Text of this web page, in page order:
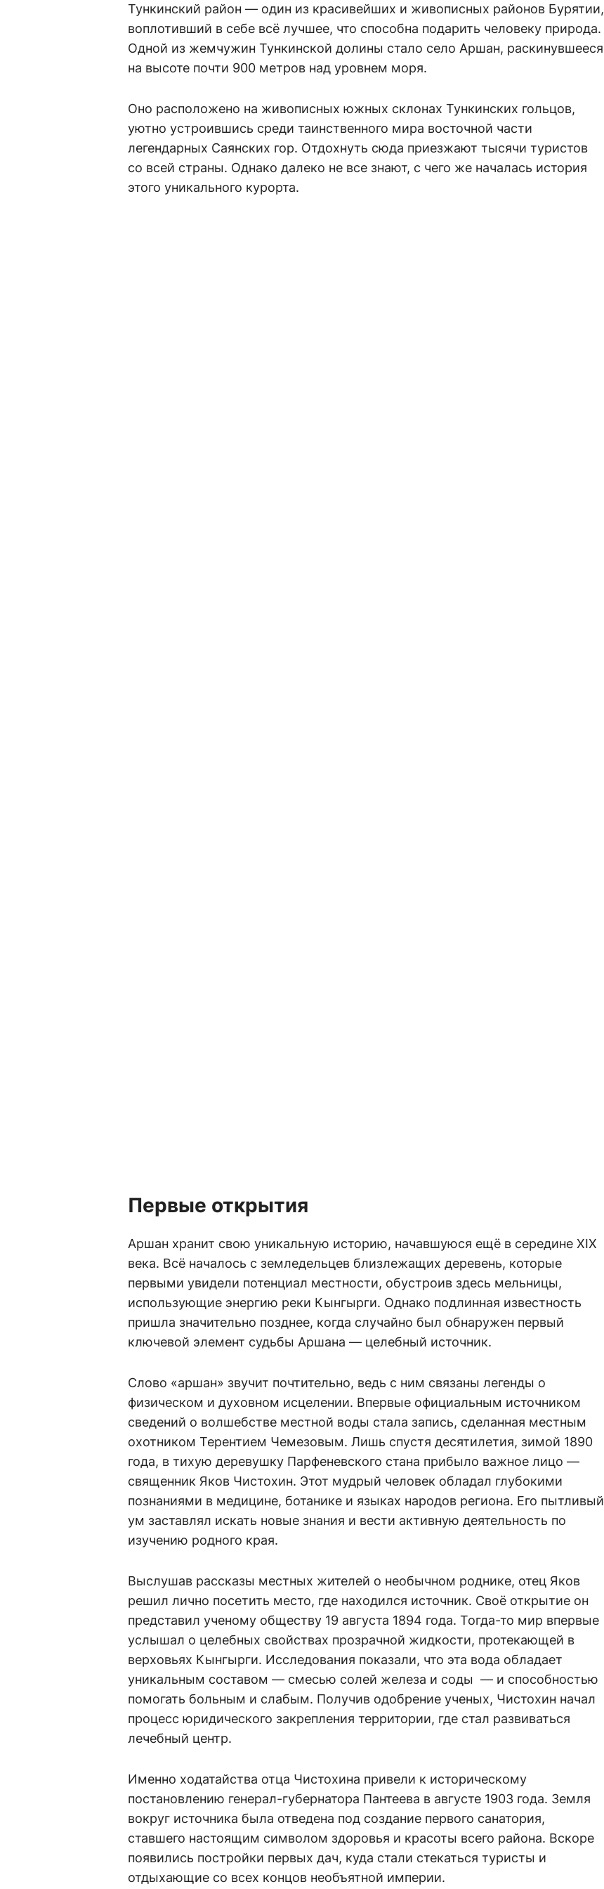
Тункинский район — один из красивейших и живописных районов Бурятии,
воплотивший в себе всё лучшее, что способна подарить человеку природа.
Одной из жемчужин Тункинской долины стало село Аршан, раскинувшееся
на высоте почти 900 метров над уровнем моря.
Оно расположено на живописных южных склонах Тункинских гольцов,
уютно устроившись среди таинственного мира восточной части
легендарных Саянских гор. Отдохнуть сюда приезжают тысячи туристов
со всей страны. Однако далеко не все знают, с чего же началась история
этого уникального курорта.
Первые открытия
Аршан хранит свою уникальную историю, начавшуюся ещё в середине XIX
века. Всё началось с земледельцев близлежащих деревень, которые
первыми увидели потенциал местности, обустроив здесь мельницы,
использующие энергию реки Кынгырги. Однако подлинная известность
пришла значительно позднее, когда случайно был обнаружен первый
ключевой элемент судьбы Аршана — целебный источник.
Слово «аршан» звучит почтительно, ведь с ним связаны легенды о
физическом и духовном исцелении. Впервые официальным источником
сведений о волшебстве местной воды стала запись, сделанная местным
охотником Терентием Чемезовым. Лишь спустя десятилетия, зимой 1890
года, в тихую деревушку Парфеневского стана прибыло важное лицо —
священник Яков Чистохин. Этот мудрый человек обладал глубокими
познаниями в медицине, ботанике и языках народов региона. Его пытливый
ум заставлял искать новые знания и вести активную деятельность по
изучению родного края.
Выслушав рассказы местных жителей о необычном роднике, отец Яков
решил лично посетить место, где находился источник. Своё открытие он
представил ученому обществу 19 августа 1894 года. Тогда-то мир впервые
услышал о целебных свойствах прозрачной жидкости, протекающей в
верховьях Кынгырги. Исследования показали, что эта вода обладает
уникальным составом — смесью солей железа и соды — и способностью
помогать больным и слабым. Получив одобрение ученых, Чистохин начал
процесс юридического закрепления территории, где стал развиваться
лечебный центр.
Именно ходатайства отца Чистохина привели к историческому
постановлению генерал-губернатора Пантеева в августе 1903 года. Земля
вокруг источника была отведена под создание первого санатория,
ставшего настоящим символом здоровья и красоты всего района. Вскоре
появились постройки первых дач, куда стали стекаться туристы и
отдыхающие со всех концов необъятной империи.